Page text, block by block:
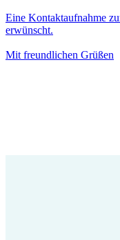
Eine Kontaktaufnahme
erwünscht.
Mit freundlichen Grüßen